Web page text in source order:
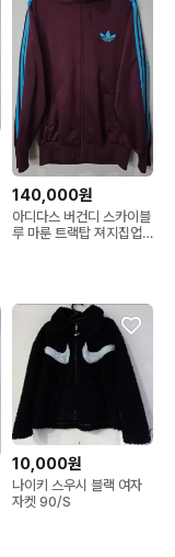
140,000원
아디다스 버건디 스카이블
루 마룬 트랙탑 져지집업
10,000원
나이키 스우시 블랙 여자
자켓 90/S